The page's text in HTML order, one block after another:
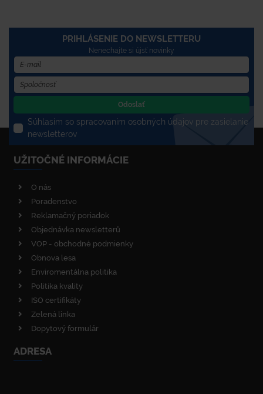
PRIHLÁSENIE DO NEWSLETTERU
Nenechajte si újsť novinky
Odoslať
Súhlasím so spracovaním osobných údajov pre zasielanie
newsletterov
UŽITOČNÉ INFORMÁCIE
O nás
Poradenstvo
Reklamačný poriadok
Objednávka newsletterů
VOP - obchodné podmienky
Obnova lesa
Enviromentálna politika
Politika kvality
ISO certifikáty
Zelená linka
Dopytový formulár
ADRESA